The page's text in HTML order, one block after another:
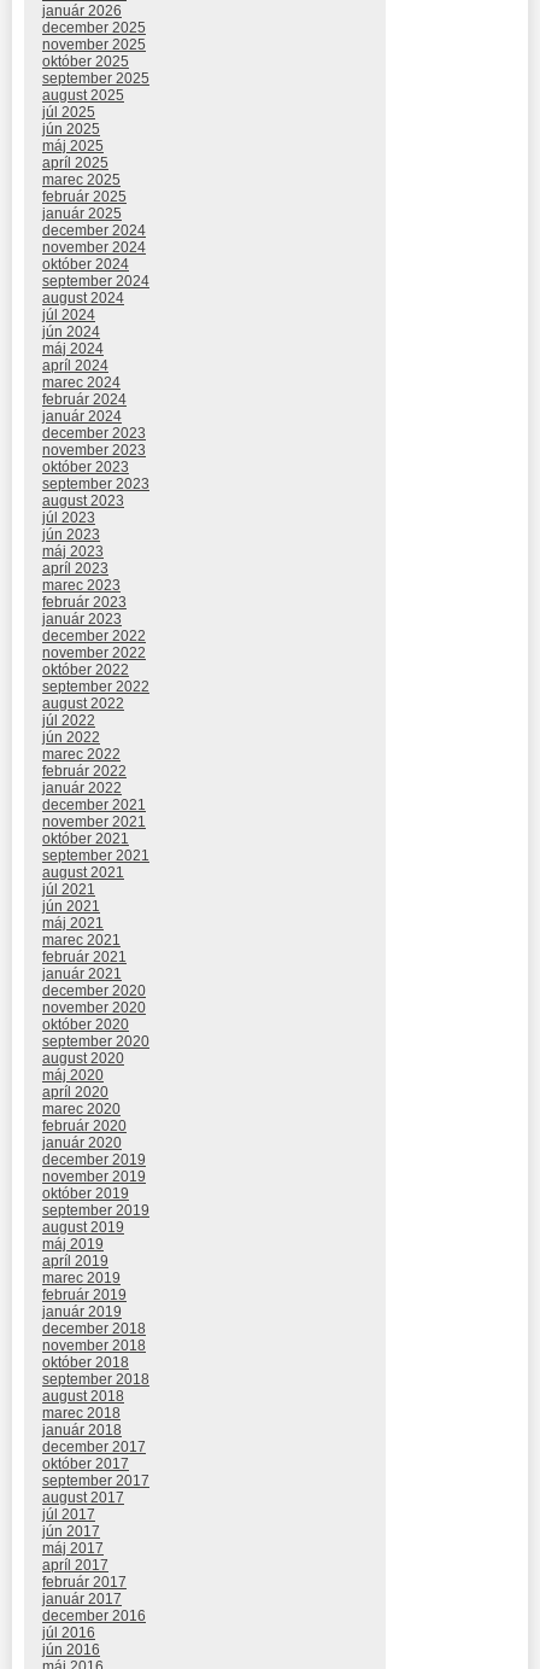
január 2026
december 2025
november 2025
október 2025
september 2025
august 2025
júl 2025
jún 2025
máj 2025
apríl 2025
marec 2025
február 2025
január 2025
december 2024
november 2024
október 2024
september 2024
august 2024
júl 2024
jún 2024
máj 2024
apríl 2024
marec 2024
február 2024
január 2024
december 2023
november 2023
október 2023
september 2023
august 2023
júl 2023
jún 2023
máj 2023
apríl 2023
marec 2023
február 2023
január 2023
december 2022
november 2022
október 2022
september 2022
august 2022
júl 2022
jún 2022
marec 2022
február 2022
január 2022
december 2021
november 2021
október 2021
september 2021
august 2021
júl 2021
jún 2021
máj 2021
marec 2021
február 2021
január 2021
december 2020
november 2020
október 2020
september 2020
august 2020
máj 2020
apríl 2020
marec 2020
február 2020
január 2020
december 2019
november 2019
október 2019
september 2019
august 2019
máj 2019
apríl 2019
marec 2019
február 2019
január 2019
december 2018
november 2018
október 2018
september 2018
august 2018
marec 2018
január 2018
december 2017
október 2017
september 2017
august 2017
júl 2017
jún 2017
máj 2017
apríl 2017
február 2017
január 2017
december 2016
júl 2016
jún 2016